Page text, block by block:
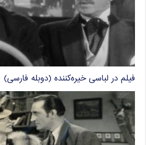
فیلم در لباسی خیره‌کننده (دوبله فارسی)